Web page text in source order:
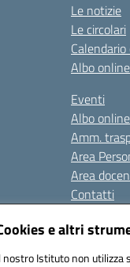
e altri
nostro Istituto non utilizza
Le notizie
Le circolari
Albo online
Eventi
Albo online
Amm.
Area
Area
Contatti